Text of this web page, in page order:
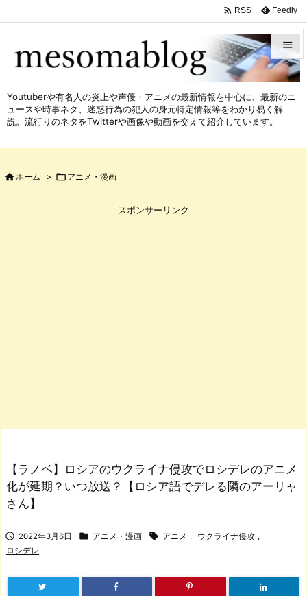



 RSS Feedly
Youtuberや有名人の炎上や声優・アニメの最新情報を中心に、最新のニ
ュースや時事ネタ、迷惑行為の犯人の身元特定情報等をわかり易く解
説。流行りのネタをTwitterや画像や動画を交えて紹介しています。
 ホーム >  アニメ・漫画
スポンサーリンク
【ラノベ】ロシアのウクライナ侵攻でロシデレのアニメ
化が延期？いつ放送？【ロシア語でデレる隣のアーリャ
さん】
 2022年3月6日  アニメ・漫画  アニメ , ウクライナ侵攻 ,
ロシデレ